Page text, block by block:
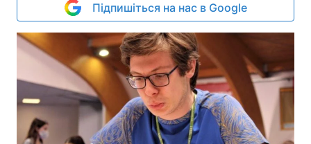
Підпишіться на нас в Google